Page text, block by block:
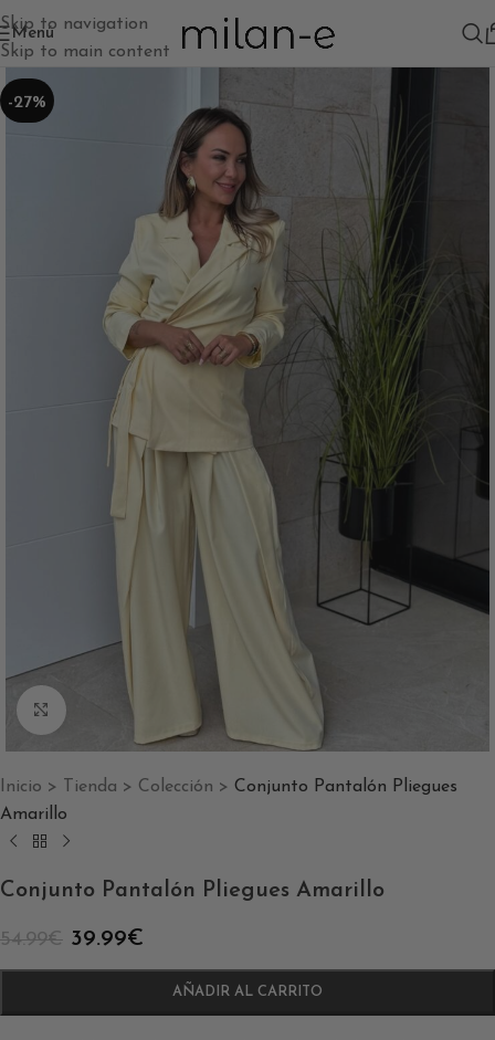
Skip to navigation
Skip to main content
Menú
-27%
Clic para ampliar
Inicio > Tienda > Colección > Conjunto Pantalón Pliegues
Amarillo
Conjunto Pantalón Pliegues Amarillo
54.99€ 39.99€
AÑADIR AL CARRITO